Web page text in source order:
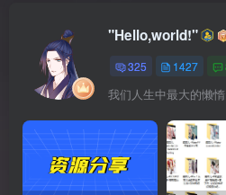
"Hello,world!"
325 1427